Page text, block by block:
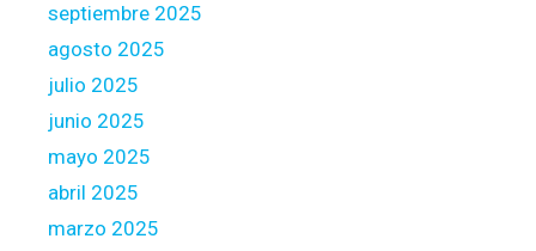
septiembre 2025
agosto 2025
julio 2025
junio 2025
mayo 2025
abril 2025
marzo 2025